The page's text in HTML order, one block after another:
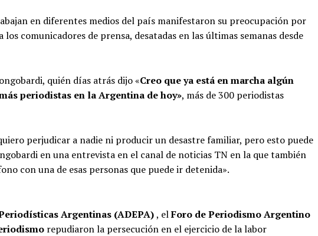
en diferentes medios del país manifestaron su preocupación por
comunicadores de prensa, desatadas en las últimas semanas desde
quién días atrás dijo «Creo que ya está en marcha algún
periodistas en la Argentina de hoy», más de 300 periodistas
perjudicar a nadie ni producir un desastre familiar, pero esto puede
en una entrevista en el canal de noticias TN en la que también
con una de esas personas que puede ir detenida».
Argentinas (ADEPA), elForo de Periodismo Argentino
repudiaron la persecución en el ejercicio de la labor